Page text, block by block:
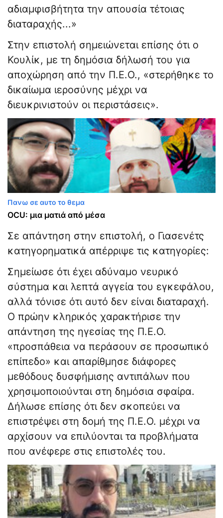
αδιαμφισβήτητα την απουσία τέτοιας
διαταραχής...»
Στην επιστολή σημειώνεται επίσης ότι ο
Κουλίκ, με τη δημόσια δήλωσή του για
αποχώρηση από την Π.Ε.Ο., «στερήθηκε το
δικαίωμα ιεροσύνης μέχρι να
διευκρινιστούν οι περιστάσεις».
Πανω σε αυτο το θεμα
OCU: μια ματιά από μέσα
Σε απάντηση στην επιστολή, ο Γιασενέτς
κατηγορηματικά απέρριψε τις κατηγορίες:
Σημείωσε ότι έχει αδύναμο νευρικό
σύστημα και λεπτά αγγεία του εγκεφάλου,
αλλά τόνισε ότι αυτό δεν είναι διαταραχή.
Ο πρώην κληρικός χαρακτήρισε την
απάντηση της ηγεσίας της Π.Ε.Ο.
«προσπάθεια να περάσουν σε προσωπικό
επίπεδο» και απαρίθμησε διάφορες
μεθόδους δυσφήμισης αντιπάλων που
χρησιμοποιούνται στη δημόσια σφαίρα.
Δήλωσε επίσης ότι δεν σκοπεύει να
επιστρέψει στη δομή της Π.Ε.Ο. μέχρι να
αρχίσουν να επιλύονται τα προβλήματα
που ανέφερε στις επιστολές του.